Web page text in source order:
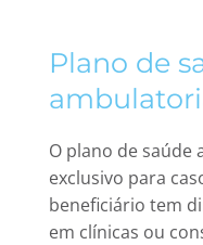
Plano de
O plano de saúde
exclusivo para
beneficiário tem
em clínicas ou